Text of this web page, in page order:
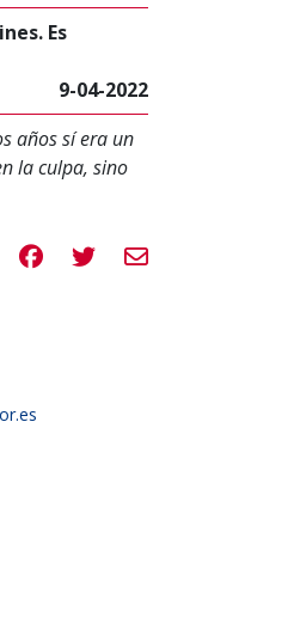
Es
9-04-2022
años sí era un
la culpa, sino
Compartir en Facebook
Compartir en
Compartir por